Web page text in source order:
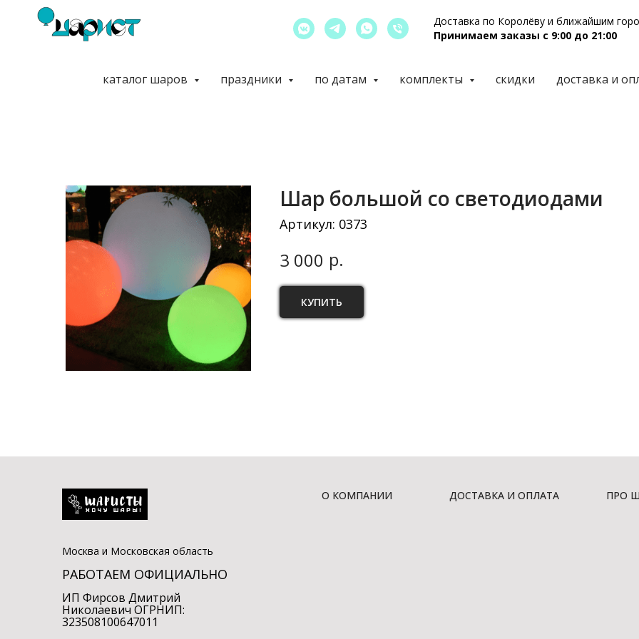
Доставка по Королёву и ближайшим
Принимаем заказы с 9:00 до 21:00
каталог шаров праздники по датам комплекты скидки доставка и
Шар большой со светодиодами
Артикул: 0373
3 000 р.
КУПИТЬ
Москва и Московская область
РАБОТАЕМ ОФИЦИАЛЬНО
ИП Фирсов Дмитрий
Николаевич ОГРНИП:
323508100647011
О КОМПАНИИ ДОСТАВКА И ОПЛАТА ПРО